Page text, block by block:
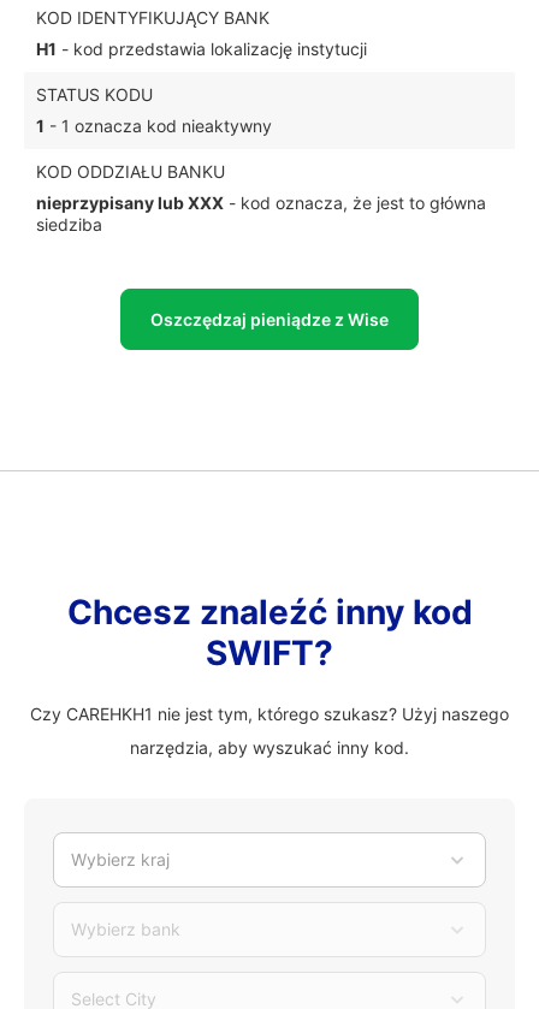
KOD IDENTYFIKUJĄCY BANK
H1 - kod przedstawia lokalizację instytucji
STATUS KODU
1 - 1 oznacza kod nieaktywny
KOD ODDZIAŁU BANKU
nieprzypisany lub XXX - kod oznacza, że jest to główna
siedziba
Oszczędzaj pieniądze z Wise
Chcesz znaleźć inny kod
SWIFT?
Czy CAREHKH1 nie jest tym, którego szukasz? Użyj naszego
narzędzia, aby wyszukać inny kod.
Wybierz kraj
Wybierz bank
Select City